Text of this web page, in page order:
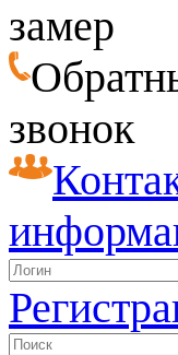
замер
звонок